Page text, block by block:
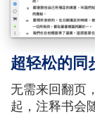
超轻松的同
无需来回翻页
起，注释书会